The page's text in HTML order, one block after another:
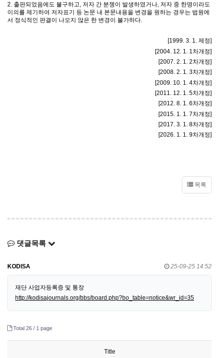
2. 출판되었음에도 불구하고 저자 간 분쟁이 발생하였거나 저자 중 한명이라도
이의를 제기하여 저자표기 등 논문 내 본문내용을 변경을 원하는 경우는 법원에
서 정식적인 판결이 나오지 않은 한 변경이 불가하다
[1999. 3. 1. 제정]
[2004. 12. 1. 1 차개정]
[2007. 2. 1. 2차개정]
[2008. 2. 1. 3차개정]
[2009. 10. 1. 4차개정]
[2011. 12. 1. 5차개정]
[2012. 8. 1. 6차개정]
[2015. 1. 1. 7차개정]
[2017. 3. 1. 8차개정]
[2026. 1. 1. 9차개정]
목록
댓글목록
KODISA 25-09-25 14:52
재단 사업자등록증 및 통장
http://kodisajournals.org/bbs/board.php?bo_table=notice&wr_id=35
Total 26 / 1 page
Title